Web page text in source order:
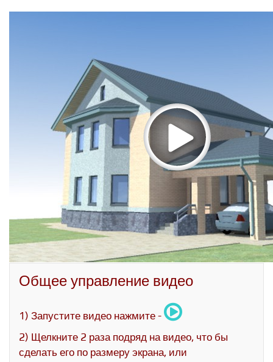
Общее управление видео
1) Запустите видео нажмите -
2) Щелкните 2 раза подряд на видео, что бы
сделать его по размеру экрана, или